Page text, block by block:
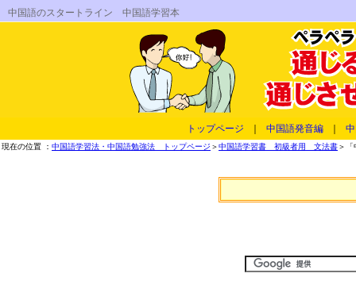
中国語のスタートライン 中国語学習本
トップページ 中国語発音編
現在の位置 ： 中国語学習法・中国語勉強法 トップページ ＞中国語学習書 初級者用 文法書＞